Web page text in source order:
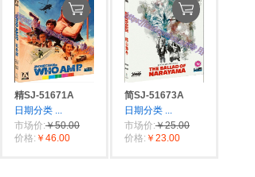
精SJ-51671A
日期分类 ...
市场价:￥50.00
价格: ￥46.00
简SJ-51673A
日期分类 ...
市场价:￥25.00
价格: ￥23.00